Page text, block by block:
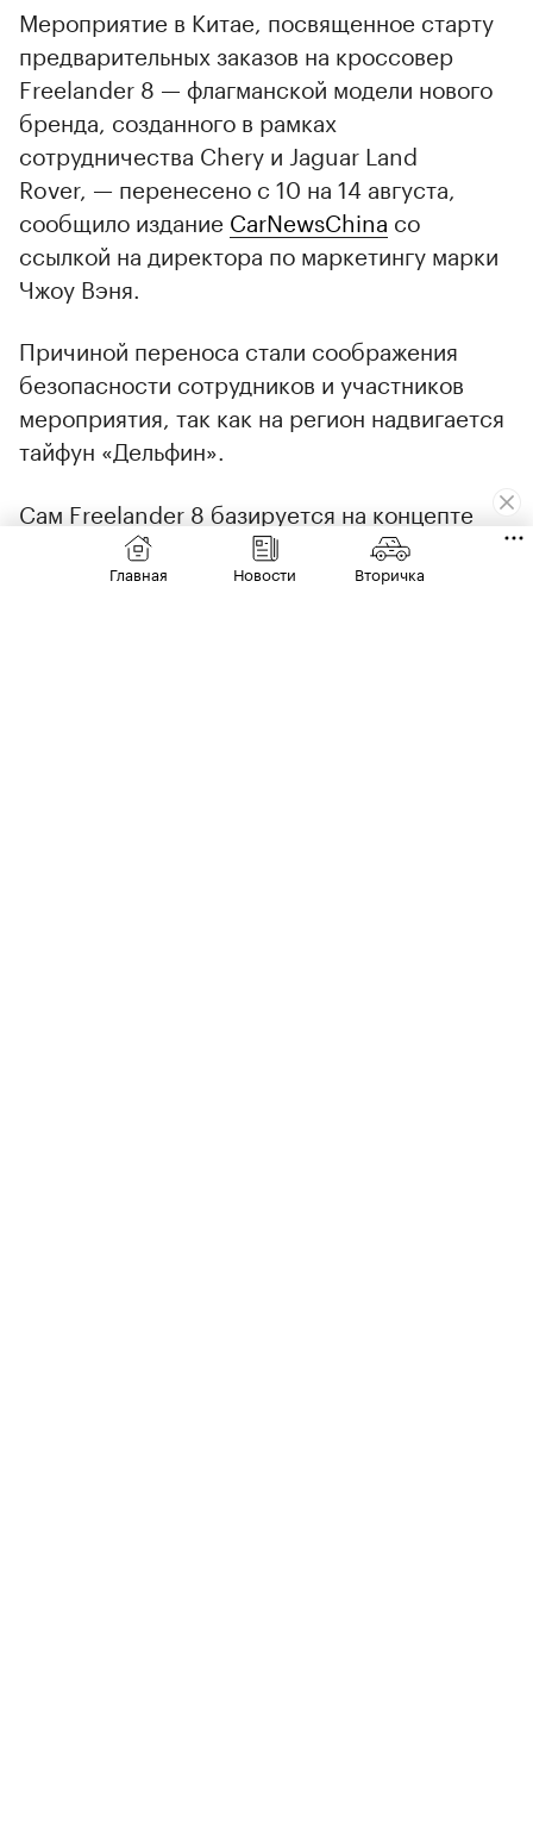
Мероприятие в Китае, посвященное старту
предварительных заказов на кроссовер
Freelander 8 — флагманской модели нового
бренда, созданного в рамках
сотрудничества Chery и Jaguar Land
Rover, — перенесено с 10 на 14 августа,
сообщило издание CarNewsChina со
ссылкой на директора по маркетингу марки
Чжоу Вэня.
Причиной переноса стали соображения
безопасности сотрудников и участников
мероприятия, так как на регион надвигается
тайфун «Дельфин».
Сам Freelander 8 базируется на концепте
Concept 97, представленном
на Пекинском
автосалоне в 2026 году, и сочетает
Главная Новости Вторичка